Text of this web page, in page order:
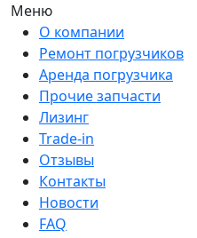
Меню
О компании
Ремонт погрузчиков
Аренда погрузчика
Прочие запчасти
Лизинг
Trade-in
Отзывы
Контакты
Новости
FAQ